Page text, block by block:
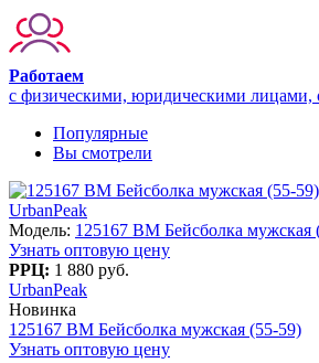
Работаем
с физическими, юридическими лицами,
Популярные
Вы смотрели
UrbanPeak
Модель: 125167 BM Бейсболка мужская
Узнать оптовую цену
РРЦ: 1 880 руб.
UrbanPeak
Новинка
125167 BM Бейсболка мужская (55-59)
Узнать оптовую цену